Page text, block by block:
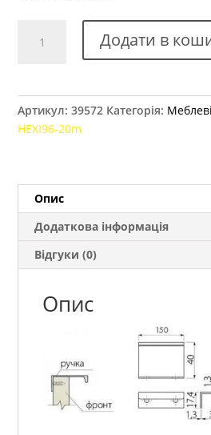
меблева
мм
Додати в
Артикул:39572 Категорія:
HEXI96-20m
Опис
Додаткова інформація
Відгуки (0)
Опис